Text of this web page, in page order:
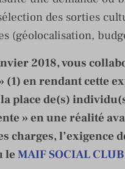
des sorties
(géolocalisation,
2018, vous
(1) en rendant cette
place de(s)
» en une réalité
charges, l’exigence
le MAIF SOCIAL CLUB